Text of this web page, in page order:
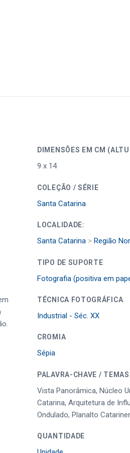
DIMENSÕES EM
9 x 14
COLEÇÃO / SÉRIE
Santa Catarina
LOCALIDADE:
Santa Catarina > Região
TIPO DE SUPORTE
Fotografia (positiva em
TÉCNICA FOTOGRÁFICA
Industrial - Séc. XX
CROMIA
Sépia
PALAVRA-CHAVE / TEMAS
Vista Panorâmica, Núcleo
Catarina, Arquitetura de
Ondulado, Planalto
QUANTIDADE